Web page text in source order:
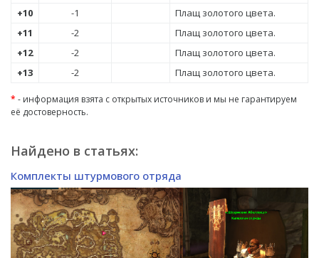
+10
-1
Плащ золотого цвета.
+11
-2
Плащ золотого цвета.
+12
-2
Плащ золотого цвета.
+13
-2 Плащ золотого цвета.
* - информация взята с открытых источников и мы не гарантируем
её достоверность.
Найдено в статьях:
Комплекты штурмового отряда